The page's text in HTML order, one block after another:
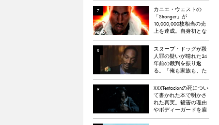
カニエ・ウェストの
「Stronger」が
10,000,000枚相当の売
上を達成。自身初とな
スヌープ・ドッグが殺
人罪の疑いが晴れた24
年前の裁判を振り返
る。「俺も家族も、た
XXXTentacionの死につい
て書かれた本で明かさ
れた真実。殺害の理由
やボディーガードを雇
わなかった理由など。